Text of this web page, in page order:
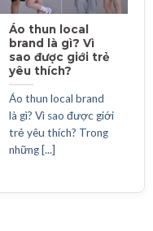
Áo thun local
brand là gì? Vì
sao được giới trẻ
yêu thích?
Áo thun local brand
là gì? Vì sao được giới
trẻ yêu thích? Trong
những [...]